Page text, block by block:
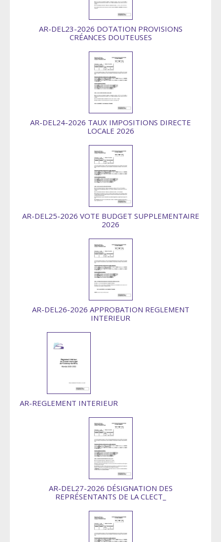
AR-DEL23-2026 DOTATION PROVISIONS
CRÉANCES DOUTEUSES
AR-DEL24-2026 TAUX IMPOSITIONS DIRECTE
LOCALE 2026
AR-DEL25-2026 VOTE BUDGET SUPPLEMENTAIRE
2026
AR-DEL26-2026 APPROBATION REGLEMENT
INTERIEUR
AR-REGLEMENT INTERIEUR
AR-DEL27-2026 DÉSIGNATION DES
REPRÉSENTANTS DE LA CLECT_